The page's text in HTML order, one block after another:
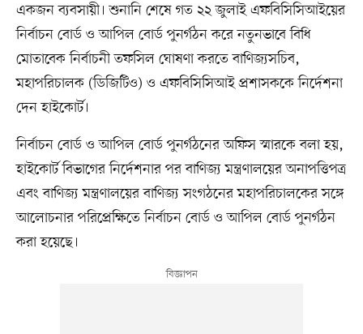
একজন ব্যবসায়ী। শুনানি শেষে গত ২২ জুলাই এফবিসিসিআইয়ের
নির্বাচন বোর্ড ও আপিল বোর্ড পুনর্গঠন করে নতুনভাবে বিধি
মোতাবেক নির্বাচনী তফসিল ঘোষণা করতে বাণিজ্যসচিব,
মহাপরিচালক (ডিজিটিও) ও এফবিসিসিআই প্রশাসককে নির্দেশনা
দেন হাইকোর্ট।
নির্বাচন বোর্ড ও আপিল বোর্ড পুনর্গঠনের অফিস স্মারকে বলা হয়,
হাইকোর্ট বিভাগের নির্দেশনার পর বাণিজ্য মন্ত্রণালয়ের অনাপত্তিপত্র
এবং বাণিজ্য মন্ত্রণালয়ের বাণিজ্য সংগঠনের মহাপরিচালকের সঙ্গে
আলোচনার পরিপ্রেক্ষিতে নির্বাচন বোর্ড ও আপিল বোর্ড পুনর্গঠন
করা হয়েছে।